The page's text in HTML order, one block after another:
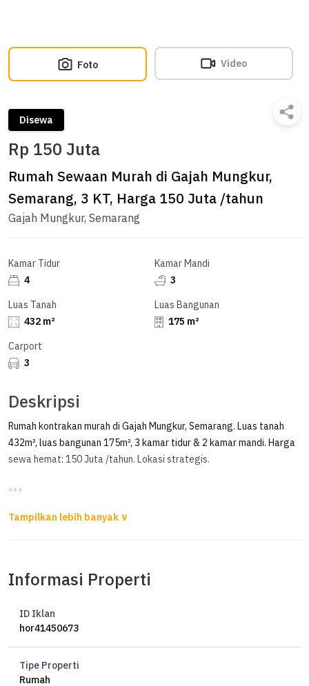
Foto Video
Disewa
Rp 150 Juta
Rumah Sewaan Murah di Gajah Mungkur,
Semarang, 3 KT, Harga 150 Juta /tahun
Gajah Mungkur, Semarang
Kamar Tidur
4
Kamar Mandi
3
Luas Tanah
432 m²
Luas Bangunan
175 m²
Carport
3
Deskripsi
Rumah kontrakan murah di Gajah Mungkur, Semarang. Luas tanah
432m², luas bangunan 175m², 3 kamar tidur & 2 kamar mandi. Harga
sewa hemat: 150 Juta /tahun. Lokasi strategis.
***
Luas Bangunan 175m²
Kamar Tidur 3+1
Air Artetis
Informasi Properti
ID Iklan
hor41450673
Tipe Properti
Rumah